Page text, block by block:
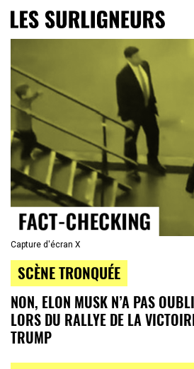
Capture d'écran X
SCÈNE TRONQUÉE
NON, ELON MUSK N’A PAS
LORS DU RALLYE DE LA
TRUMP